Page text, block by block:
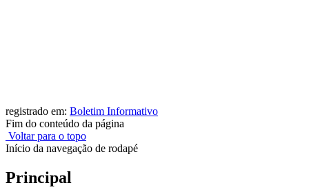
registrado em: Boletim Informativo
Fim do conteúdo da página
Voltar para o topo
Início da navegação de rodapé
Principal